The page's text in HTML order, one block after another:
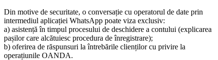
Din motive de securitate, o conversație cu operatorul de date prin
intermediul aplicației WhatsApp poate viza exclusiv:
a) asistență în timpul procesului de deschidere a contului (explicarea
pașilor care alcătuiesc procedura de înregistrare);
b) oferirea de răspunsuri la întrebările clienților cu privire la
operațiunile OANDA.